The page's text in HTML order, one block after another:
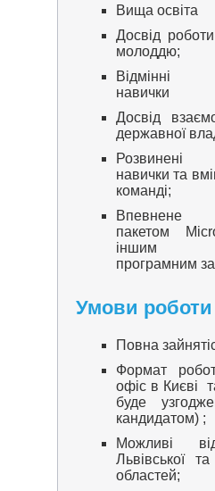
Вища освіта
Досвід
молоддю;
Відмінні
навички
Досвід
державної
Розвинені
навички та
команді;
Впевнене
пакетом
іншим
програмним
Умови роботи
Повна
Формат
офіс в Києві
буде
кандидатом) ;
Можливі
Львівської та
областей;